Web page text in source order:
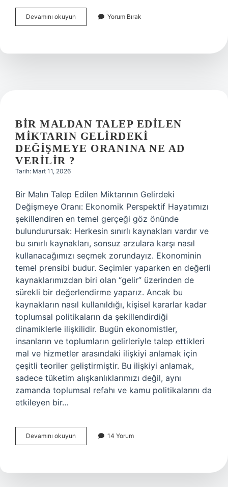
Devamını okuyun İngiltere’nin
en
kimlerdir
Yorum Bırak
BIR MALDAN TALEP EDILEN
MIKTARIN GELIRDEKI
DEĞIŞMEYE ORANINA NE AD
VERILIR ?
Tarih: Mart 11, 2026
Bir Malın Talep Edilen Miktarının Gelirdeki
Değişmeye Oranı: Ekonomik Perspektif Hayatımızı
şekillendiren en temel gerçeği göz önünde
bulundurursak: Herkesin sınırlı kaynakları vardır ve
bu sınırlı kaynakları, sonsuz arzulara karşı nasıl
kullanacağımızı seçmek zorundayız. Ekonominin
temel prensibi budur. Seçimler yaparken en değerli
kaynaklarımızdan biri olan “gelir” üzerinden de
sürekli bir değerlendirme yaparız. Ancak bu
kaynakların nasıl kullanıldığı, kişisel kararlar kadar
toplumsal politikaların da şekillendirdiği
dinamiklerle ilişkilidir. Bugün ekonomistler,
insanların ve toplumların gelirleriyle talep ettikleri
mal ve hizmetler arasındaki ilişkiyi anlamak için
çeşitli teoriler geliştirmiştir. Bu ilişkiyi anlamak,
sadece tüketim alışkanlıklarımızı değil, aynı
zamanda toplumsal refahı ve kamu politikalarını da
etkileyen bir…
Devamını okuyun
maldan
miktarın
14 Yorum